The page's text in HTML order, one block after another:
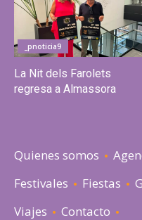
_pnoticia9
La Nit dels Farolets
regresa a Almassora
Quienes somos
Festivales
Fiestas
Viajes
Contacto